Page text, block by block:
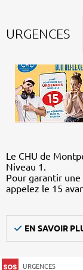
URGENCES
Le CHU de
Niveau 1.
Pour garantir une
appelez le 15
EN SAVOIR
URGENCES